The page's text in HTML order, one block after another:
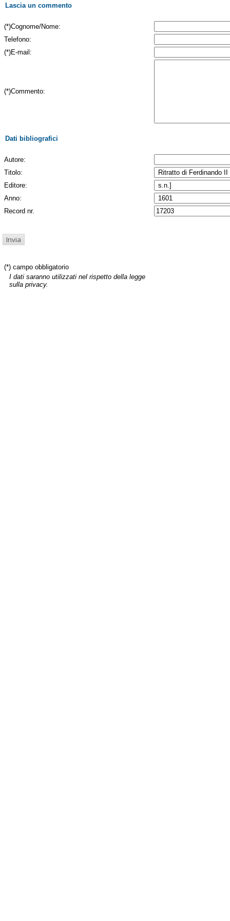
Lascia un commento
(*)Cognome/Nome:
Telefono:
(*)E-mail:
(*)Commento:
Dati bibliografici
Autore:
Titolo:
Editore:
Anno:
Record nr.
(*) campo obbligatorio
I dati saranno utilizzati nel rispetto della legge
sulla privacy.